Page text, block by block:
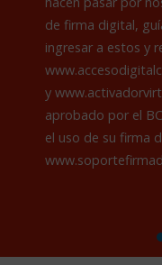
de firma digital,
ingresar a estos y
y
aprobado por el
el uso de su firma
contraseña y
financiera. Cuando
con respecto al uso
cuente con los sellos
los tiene este sitio